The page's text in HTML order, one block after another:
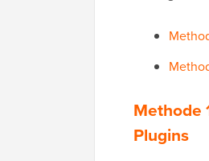
Methode
Plugins